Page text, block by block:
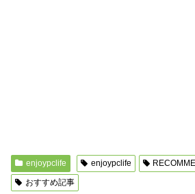
enjoypclife enjoypclife
おすすめ記事